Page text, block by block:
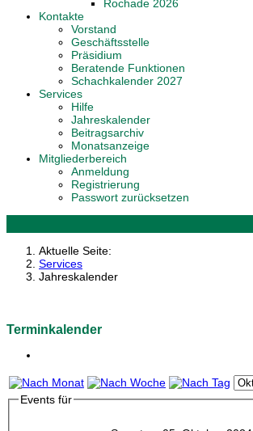
Rochade 2026
Kontakte
Vorstand
Geschäftsstelle
Präsidium
Beratende Funktionen
Schachkalender 2027
Services
Hilfe
Jahreskalender
Beitragsarchiv
Monatsanzeige
Mitgliederbereich
Anmeldung
Registrierung
Passwort zurücksetzen
Aktuelle Seite:
Services
Jahreskalender
Terminkalender
Events für